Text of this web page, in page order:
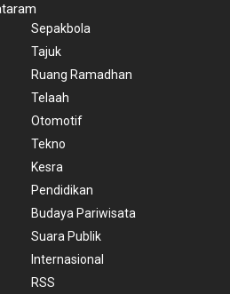
Sepakbola
Tajuk
Ruang Ramadhan
Telaah
Otomotif
Tekno
Kesra
Pendidikan
Budaya Pariwisata
Suara Publik
Internasional
RSS